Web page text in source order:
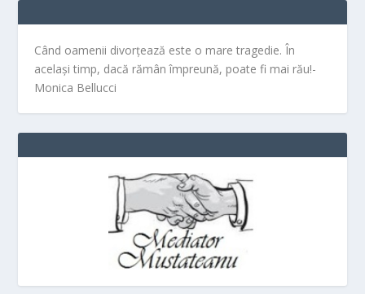
Când oamenii divorțează este o mare tragedie. În
același timp, dacă rămân împreună, poate fi mai rău!-
Monica Bellucci